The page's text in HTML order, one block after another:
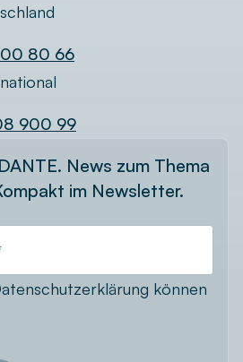
80 66
900 99
News zum Thema
im Newsletter.
können